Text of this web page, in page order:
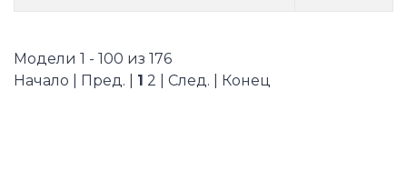
Модели 1 - 100 из 176
Начало | Пред. | 1 2 След. Конец